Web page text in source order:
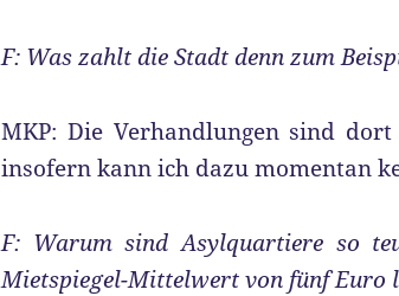
F: Was zahlt die Stadt denn zum
MKP: Die Verhandlungen sind
insofern kann ich dazu momentan
F: Warum sind Asylquartiere so
Mietspiegel-Mittelwert von fünf Euro